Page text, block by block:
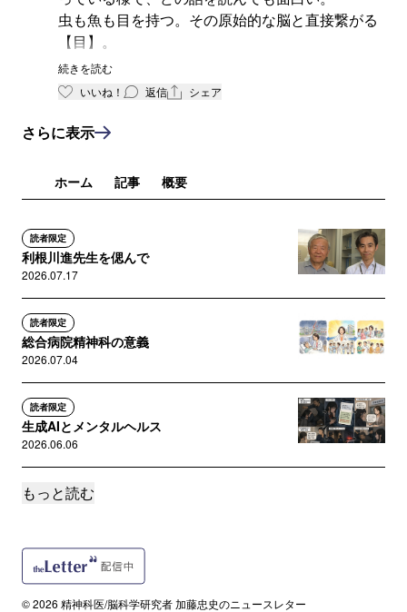
虫も魚も目を持つ。その原始的な脳と直接繋がる
【目】。
双極症の原因部分が視床下部に存在が疑われ、シ
ロシビンがうつに直接作用する。
さらに、今週の双極症メールでは大脳皮質での双
極症との関連論文。
カトロ元技術者の私には、
ハードウエアの【変質】が精神疾患の基礎部分と
調）が発生する事で、
自動車そのものが故障気味なのに、大脳でのハン
ドル操作がダメになっちゃう事で遂に【発症】に
至る構造が目に浮かぶ。
同様に、私の自閉症に当て嵌めると、自閉症の
DNAに対して何らかの発症原因が作用して、自閉
症が発現する事とも無関係とは思えない。
森羅万象物事のメカニズムは、非常に似通ってい
るので、ありとあらゆる事象が物事を理解するヒ
ントになって、本質を知る人の話は本当に面白
い。
健康管理の上貴重な論文をドンドン積み上げて行
続きを読む
いいね！
返信 シェア
さらに表示
ホーム 記事 概要
読者限定
利根川進先生を偲んで
2026.07.17
読者限定
総合病院精神科の意義
2026.07.04
読者限定
生成AIとメンタルヘルス
2026.06.06
読者限定
読者限定
「カウンセリングとは何か」
もっと読む
© 2026 精神科医/脳科学研究者 加藤忠史のニュースレター